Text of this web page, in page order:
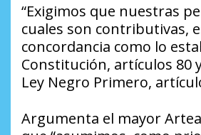
“Exigimos que nuestras
cuales son contributivas,
concordancia como lo
Constitución, artículos 80
Ley Negro Primero,
Argumenta el mayor